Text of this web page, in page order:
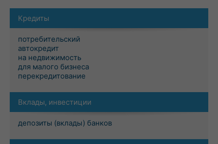
Кредиты
потребительский
автокредит
на недвижимость
для малого бизнеса
перекредитование
Вклады, инвестиции
депозиты (вклады) банков